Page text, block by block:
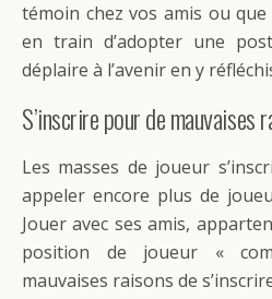
témoin chez vos amis ou
en train d’adopter une
déplaire à l’avenir en y
S’inscrire pour de mauvaises
Les masses de joueur
appeler encore plus de
Jouer avec ses amis,
position de joueur «
mauvaises raisons de